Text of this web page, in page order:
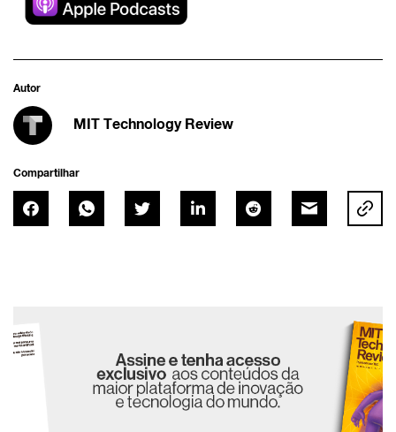
Autor
MIT Technology Review
Compartilhar